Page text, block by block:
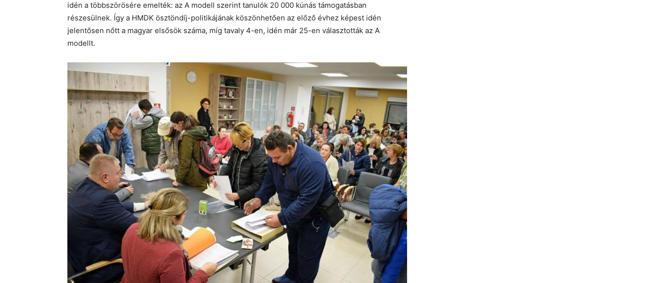
idén a többszörösére emelték: az A modell szerint tanulók 20 000 kúnás támogatásban
részesülnek. Így a HMDK ösztöndíj-politikájának köszönhetően az előző évhez képest idén
jelentősen nőtt a magyar elsősök száma, míg tavaly 4-en, idén már 25-en választották az A
modellt.